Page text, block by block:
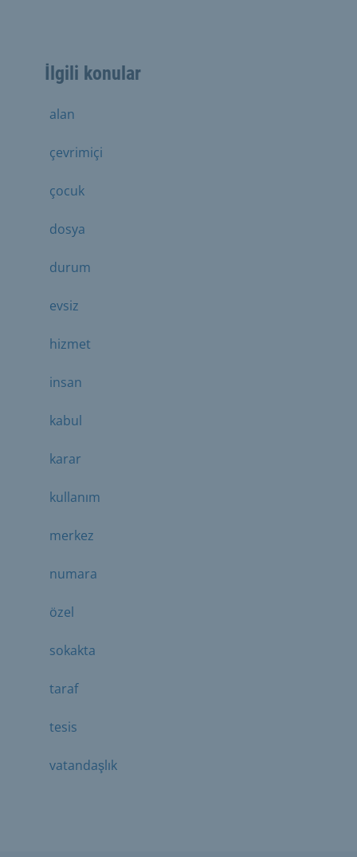
İlgili konular
alan
çevrimiçi
çocuk
dosya
durum
evsiz
hizmet
insan
kabul
karar
kullanım
merkez
numara
özel
sokakta
taraf
tesis
vatandaşlık